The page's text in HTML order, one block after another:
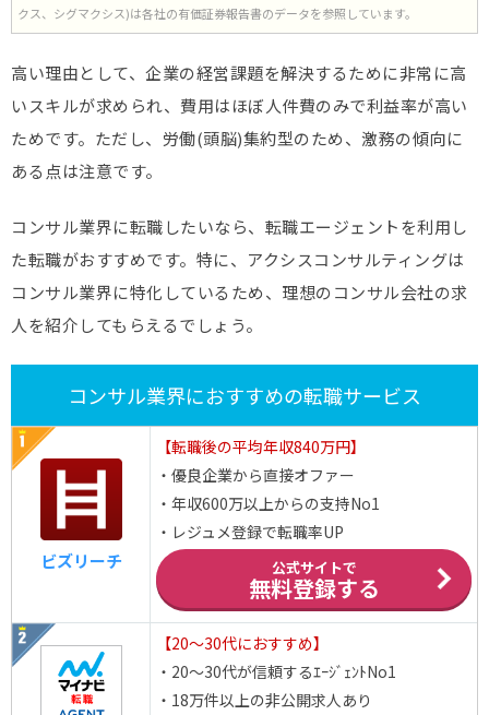
クス、シグマクシス)は各社の有価証券報告書のデータを参照しています。
高い理由として、企業の経営課題を解決するために非常に高
いスキルが求められ、費用はほぼ人件費のみで利益率が高い
ためです。ただし、労働(頭脳)集約型のため、激務の傾向に
ある点は注意です。
コンサル業界に転職したいなら、転職エージェントを利用し
た転職がおすすめです。特に、アクシスコンサルティングは
コンサル業界に特化しているため、理想のコンサル会社の求
人を紹介してもらえるでしょう。
コンサル業界におすすめの転職サービス
ビズリーチ
【転職後の平均年収840万円】
・優良企業から直接オファー
・年収600万以上からの支持No1
・レジュメ登録で転職率UP
公式サイトで
無料登録する
【20～30代におすすめ】
・20～30代が信頼するｴｰｼﾞｪﾝﾄNo1
・18万件以上の非公開求人あり